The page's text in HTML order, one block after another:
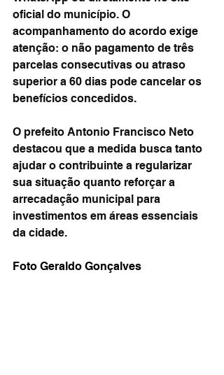
oficial do município. O
acompanhamento do acordo exige
atenção: o não pagamento de três
parcelas consecutivas ou atraso
superior a 60 dias pode cancelar os
benefícios concedidos.
O prefeito Antonio Francisco Neto
destacou que a medida busca tanto
ajudar o contribuinte a regularizar
sua situação quanto reforçar a
arrecadação municipal para
investimentos em áreas essenciais
da cidade.
Foto Geraldo Gonçalves